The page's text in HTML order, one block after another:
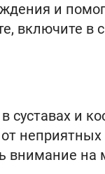
и
включите
и
от
внимание